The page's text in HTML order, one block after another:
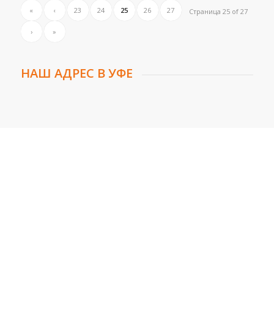
Страница 25 of 27
« ‹ 23 24 25 26 27
› »
НАШ АДРЕС В УФЕ